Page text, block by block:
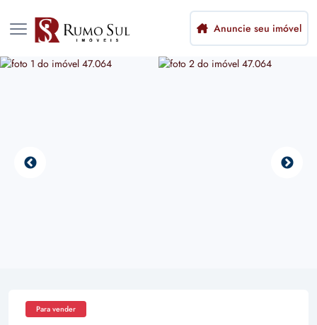
Anuncie seu imóvel
Para vender